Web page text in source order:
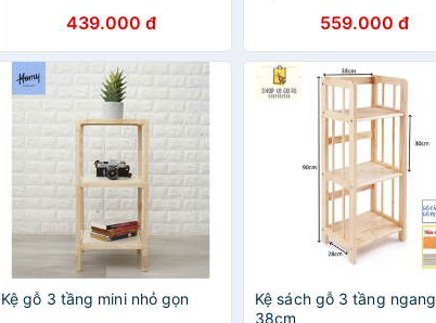
439.000 đ 559.000 đ
Kệ gỗ 3 tầng mini nhỏ gọn
Kệ sách gỗ 3 tầng ngang
38cm